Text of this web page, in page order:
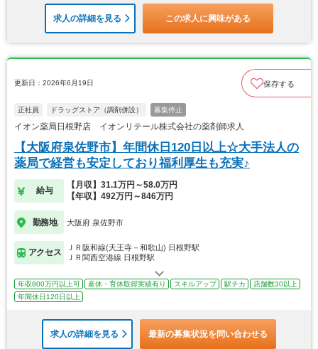
求人の詳細を見る この求人に興味がある
更新日：2026年6月19日 保存する
正社員 ドラッグストア（調剤併設） 募集停止
イオン薬局日根野店 イオンリテール株式会社の薬剤師求人
【大阪府泉佐野市】年間休日120日以上☆大手法人の
薬局で経営も安定しており福利厚生も充実♪
給与
【月収】31.1万円～58.0万円
【年収】492万円～846万円
勤務地 大阪府 泉佐野市
アクセス
ＪＲ阪和線(天王寺－和歌山) 日根野駅
ＪＲ関西空港線 日根野駅
年収800万円以上可 産休・育休取得実績有り スキルアップ 駅チカ
店舗数30以上
年間休日120日以上
求人の詳細を見る 最新の募集状況を問い合わせる